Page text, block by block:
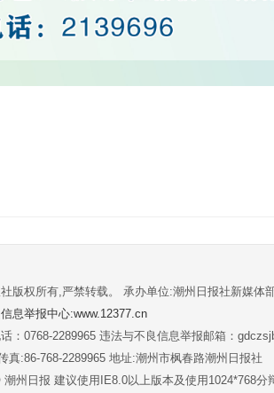
版权所有,严禁转载。 承办单位:潮州日报社新媒体
息举报中心:www.12377.cn
：0768-2289965 违法与不良信息举报邮箱：
真:86-768-2289965 地址:潮州市枫春路潮州日报社
州日报 建议使用IE8.0以上版本及使用1024*768分